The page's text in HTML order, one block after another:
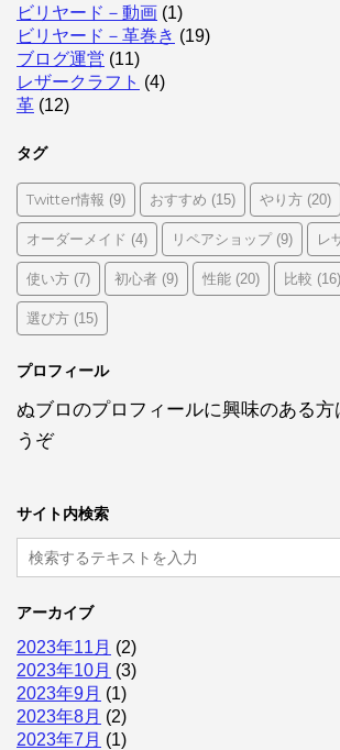
ビリヤード－動画 (1)
ビリヤード－革巻き (19)
ブログ運営 (11)
レザークラフト (4)
革 (12)
タグ
Twitter情報 (9) おすすめ (15) やり方 (20)
オーダーメイド (4) リペアショップ(9) レ
使い方 (7) 初心者 (9) 性能 (20) 比較 (16)
選び方 (15)
プロフィール
ぬブロのプロフィールに興味のある方
うぞ
サイト内検索
アーカイブ
2023年11月 (2)
2023年10月 (3)
2023年9月 (1)
2023年8月 (2)
2023年7月 (1)